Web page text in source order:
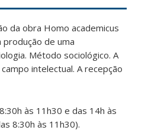
da obra Homo academicus
de uma
Método sociológico. A
intelectual. A recepção
às 11h30 e das 14h às
8:30h às 11h30).